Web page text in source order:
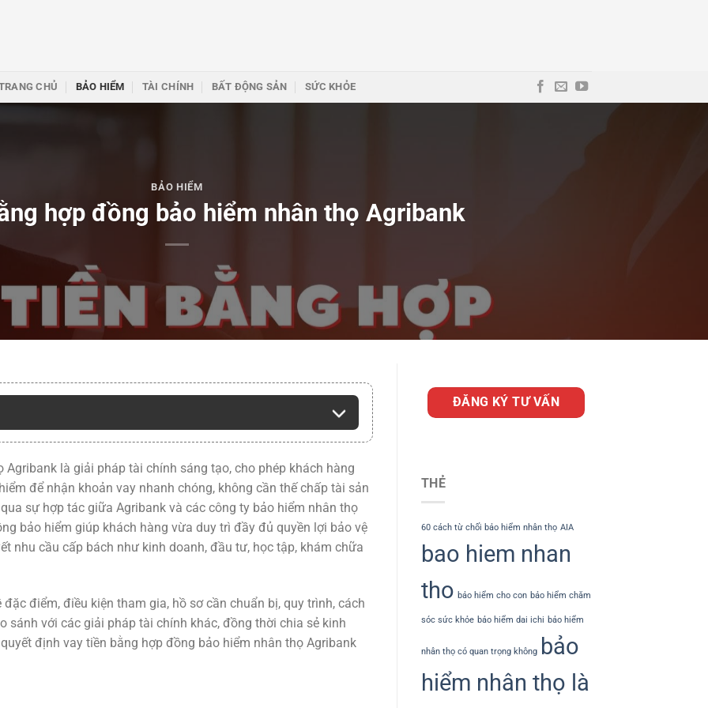
CHỦ BẢO HIỂM TÀI CHÍNH BẤT ĐỘNG SẢN SỨC KHỎE
BẢO HIỂM
hợp đồng bảo hiểm nhân thọ Agribank
là giải pháp tài chính sáng tạo, cho phép khách hàng
để nhận khoản vay nhanh chóng, không cần thế chấp tài sản
sự hợp tác giữa Agribank và các công ty bảo hiểm nhân thọ
bảo hiểm giúp khách hàng vừa duy trì đầy đủ quyền lợi bảo vệ
nhu cầu cấp bách như kinh doanh, đầu tư, học tập, khám chữa
điểm, điều kiện tham gia, hồ sơ cần chuẩn bị, quy trình, cách
sánh với các giải pháp tài chính khác, đồng thời chia sẻ kinh
định vay tiền bằng hợp đồng bảo hiểm nhân thọ Agribank
ĐĂNG KÝ TƯ VẤN
THẺ
60 cách từ chối bảo hiểm nhân thọ AIA
bao hiem nhan
tho bảo hiểm cho con bảo hiểm chăm
sóc sức khỏe bảo hiểm dai ichi bảo hiểm
nhân thọ có quan trọng không
bảo
hiểm nhân thọ là